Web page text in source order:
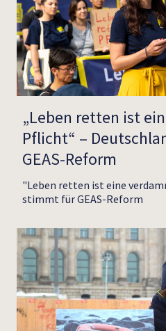
„Leben retten ist
Pflicht“ –
GEAS-Reform
"Leben retten ist eine
stimmt für GEAS-Reform